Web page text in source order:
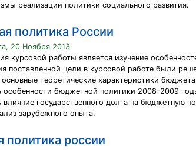
реализации политики социального развития.
политика России
20 Ноября 2013
курсовой работы является изучение
поставленной цели в курсовой работе были
основные теоретические характеристики
особенности бюджетной политики 2008-2009
влияние государственного долга на бюджетную
зарубежного опыта.
политика россии